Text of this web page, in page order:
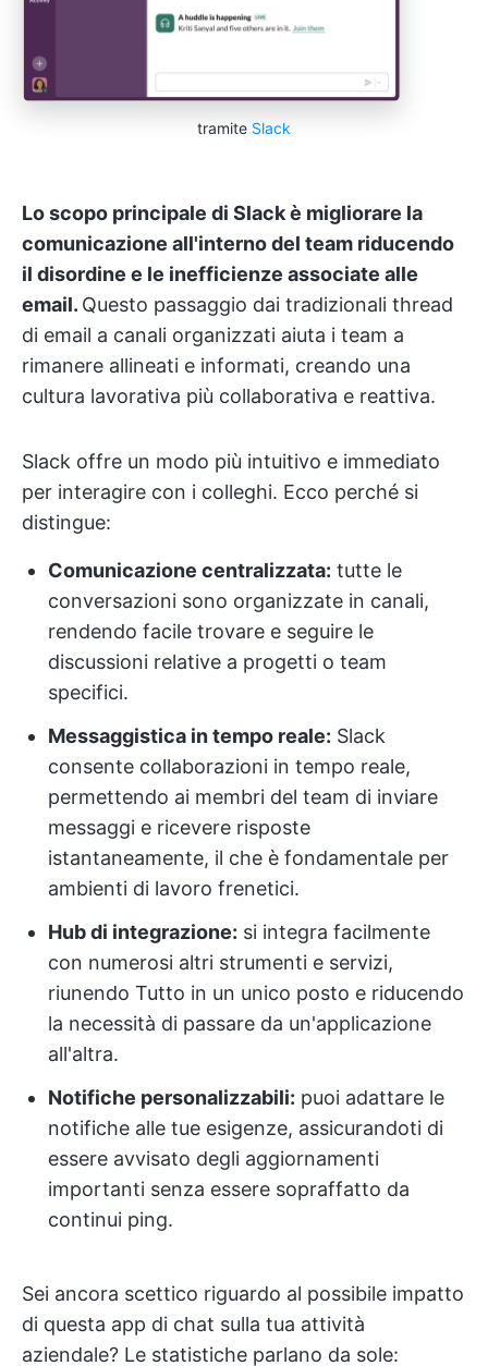
tramite Slack
Lo scopo principale di Slack è migliorare la
comunicazione all'interno del team riducendo
il disordine e le inefficienze associate alle
email. Questo passaggio dai tradizionali thread
di email a canali organizzati aiuta i team a
rimanere allineati e informati, creando una
cultura lavorativa più collaborativa e reattiva.
Slack offre un modo più intuitivo e immediato
per interagire con i colleghi. Ecco perché si
distingue:
Comunicazione centralizzata: tutte le
conversazioni sono organizzate in canali,
rendendo facile trovare e seguire le
discussioni relative a progetti o team
specifici.
Messaggistica in tempo reale: Slack
consente collaborazioni in tempo reale,
permettendo ai membri del team di inviare
messaggi e ricevere risposte
istantaneamente, il che è fondamentale per
ambienti di lavoro frenetici.
Hub di integrazione: si integra facilmente
con numerosi altri strumenti e servizi,
riunendo Tutto in un unico posto e riducendo
la necessità di passare da un'applicazione
all'altra.
Notifiche personalizzabili: puoi adattare le
notifiche alle tue esigenze, assicurandoti di
essere avvisato degli aggiornamenti
importanti senza essere sopraffatto da
continui ping.
Sei ancora scettico riguardo al possibile impatto
di questa app di chat sulla tua attività
aziendale? Le statistiche parlano da sole: